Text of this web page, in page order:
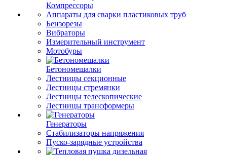
Компрессоры
Аппараты для сварки пластиковых труб
Бензорезы
Вибраторы
Измерительный инструмент
Мотобуры
Бетономешалки
Лестницы секционные
Лестницы стремянки
Лестницы телескопические
Лестницы трансформеры
Генераторы
Стабилизаторы напряжения
Пуско-зарядные устройства